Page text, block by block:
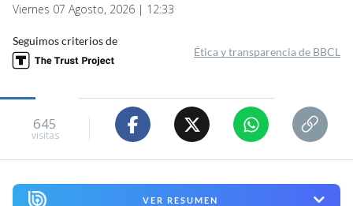
Viernes 07 Agosto, 2026 | 12:33
Seguimos criterios de
Ética y transparencia de BBCL
645
visitas
VER RESUMEN